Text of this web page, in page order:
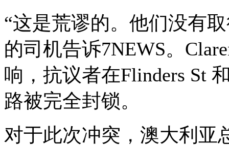
“这是荒谬的。他们没有
的司机告诉7NEWS。
响，抗议者在Flinders St
路被完全封锁。
对于此次冲突，澳大利亚